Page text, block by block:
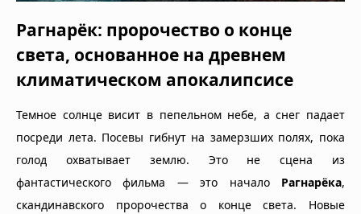
Рагнарёк: пророчество о конце
света, основанное на древнем
климатическом апокалипсисе
Темное солнце висит в пепельном небе, а снег падает
посреди лета. Посевы гибнут на замерзших полях, пока
голод охватывает землю. Это не сцена из
фантастического фильма — это начало Рагнарёка,
скандинавского пророчества о конце света. Новые